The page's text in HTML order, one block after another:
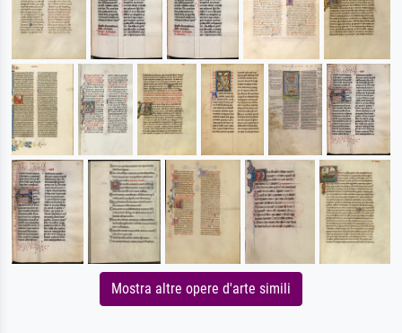
Mostra altre opere d'arte simili